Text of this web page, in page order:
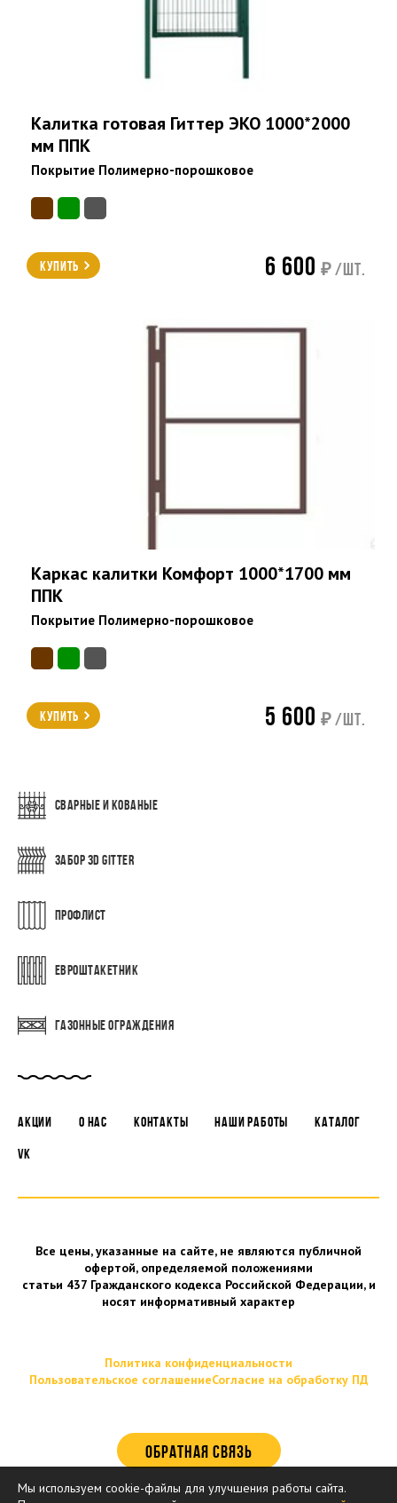
Калитка готовая Гиттер ЭКО 1000*2000
мм ППК
Покрытие Полимерно-порошковое
Купить 6 600 ₽ /шт.
Каркас калитки Комфорт 1000*1700 мм
ППК
Покрытие Полимерно-порошковое
Купить 5 600 ₽ /шт.
СВАРНЫЕ И КОВАНЫЕ
ЗАБОР 3D GITTER
ПРОФЛИСТ
ЕВРОШТАКЕТНИК
ГАЗОННЫЕ ОГРАЖДЕНИЯ
АКЦИИ О НАС КОНТАКТЫ НАШИ РАБОТЫ КАТАЛОГ
VK
Все цены, указанные на сайте, не являются публичной
офертой, определяемой положениями
статьи 437 Гражданского кодекса Российской Федерации, и
носят информативный характер
Политика конфиденциальности
Пользовательское соглашениеСогласие на обработку ПД
ОБРАТНАЯ СВЯЗЬ
Мы используем cookie-файлы для улучшения работы сайта.